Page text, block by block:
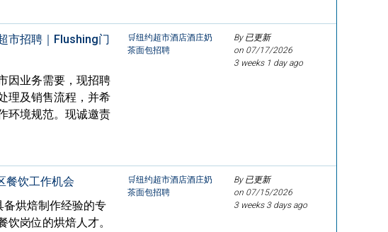
市招聘｜Flushing门
因业务需要，现招聘
理及销售流程，并希
环境规范。现诚邀责
🛒纽约超市酒店酒庄奶
茶面包招聘
By 已更新
on 07/17/2026
3 weeks 1 day ago
餐饮工作机会
烘焙制作经验的专
岗位的烘焙人才。
🛒纽约超市酒店酒庄奶
茶面包招聘
By 已更新
on 07/15/2026
3 weeks 3 days ago